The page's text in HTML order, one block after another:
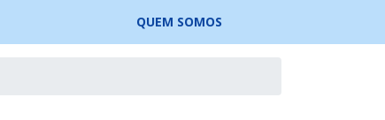
QUEM SOMOS